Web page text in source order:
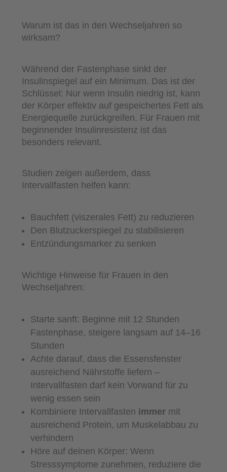
Warum ist das in den Wechseljahren so
wirksam?
Während der Fastenphase sinkt der
Insulinspiegel auf ein Minimum. Das ist der
Schlüssel: Nur wenn Insulin niedrig ist, kann
der Körper effektiv auf gespeichertes Fett als
Energiequelle zurückgreifen. Für Frauen mit
beginnender Insulinresistenz ist das
besonders relevant.
Studien zeigen außerdem, dass
Intervallfasten helfen kann:
Bauchfett (viszerales Fett) zu reduzieren
Den Blutzuckerspiegel zu stabilisieren
Entzündungsmarker zu senken
Wichtige Hinweise für Frauen in den
Wechseljahren:
Starte sanft: Beginne mit 12 Stunden
Fastenphase, steigere langsam auf 14–16
Stunden
Achte darauf, dass die Essensfenster
ausreichend Nährstoffe liefern –
Intervallfasten darf kein Vorwand für zu
wenig essen sein
Kombiniere Intervallfasten immer mit
ausreichend Protein, um Muskelabbau zu
verhindern
Höre auf deinen Körper: Wenn
Stresssymptome zunehmen, reduziere die